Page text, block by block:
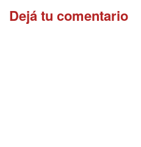
Dejá tu comentario